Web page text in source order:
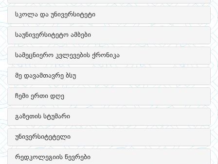
სკოლა და უნივერსიტეტი
საუნივერსიტეტო ამბები
სამეცნიერო კვლევების ქრონიკა
მე დავამთავრე ბსუ
ჩემი ერთი დღე
გაზეთის სტუმარი
უნივერსიტეტელი
რედკოლეგიის წევრები